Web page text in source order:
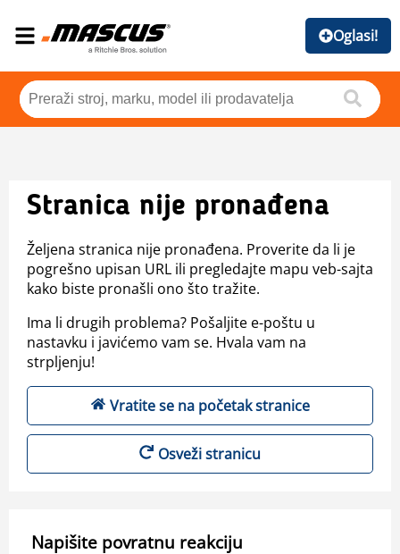
Oglasi!
Stranica nije pronađena
Željena stranica nije pronađena. Proverite da li je
pogrešno upisan URL ili pregledajte mapu veb-sajta
kako biste pronašli ono što tražite.
Ima li drugih problema? Pošaljite e-poštu u
nastavku i javićemo vam se. Hvala vam na
strpljenju!
Vratite se na početak stranice
Osveži stranicu
Napišite povratnu reakciju